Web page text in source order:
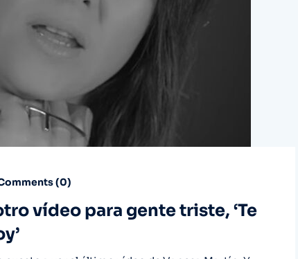
(0)
vídeo para gente triste, ‘Te